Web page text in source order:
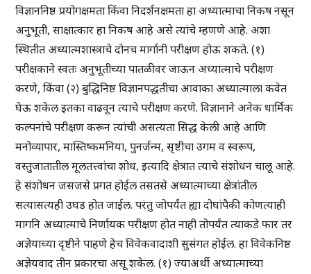
विज्ञाननिष्ठ प्रयोगक्षमता किंवा निदर्शनक्षमता हा अध्यात्माचा निकष नसून
अनुभूती, साक्षात्कार हा निकष आहे असे त्यांचे म्हणणे आहे. अशा
स्थितीत अध्यात्मशास्त्राचे दोनच मार्गानी परीक्षण होऊ शकते. (१)
परीक्षकाने स्वतः अनुभूतीच्या पातळीवर जाऊन अध्यात्माचे परीक्षण
करणे, किंवा (२) बुद्धिनिष्ठ विज्ञानपद्धतीचा आवाका अध्यात्माला कवेत
घेऊ शकेल इतका वाढवून त्याचे परीक्षण करणे. विज्ञानाने अनेक धार्मिक
कल्पनांचे परीक्षण करून त्यांची असत्यता सिद्ध केली आहे आणि
मनोव्यापार, मास्तिष्कमनिया, पुनर्जन्म, सृष्टीचा उगम व स्वरूप,
वस्तुजातातील मूलतत्त्वांचा शोध, इत्यादि क्षेत्रात त्याचे संशोधन चालू आहे.
हे संशोधन जसजसे प्रगत होईल तसतसे अध्यात्माच्या क्षेत्रांतील
सत्यासत्यही उघड होत जाईल. परंतु जोपर्यंत ह्या दोघांपैकी कोणत्याही
मागनि अध्यात्माचे निर्णायक परीक्षण होत नाही तोपर्यंत त्याकडे फार तर
अज्ञेयाच्या दृष्टीने पाहणे हेच विवेकवादाशी सुसंगत होईल. हा विवेकनिष्ठ
अज्ञेयवाद तीन प्रकारचा असू शकेल. (१) ज्याअर्थी अध्यात्माच्या